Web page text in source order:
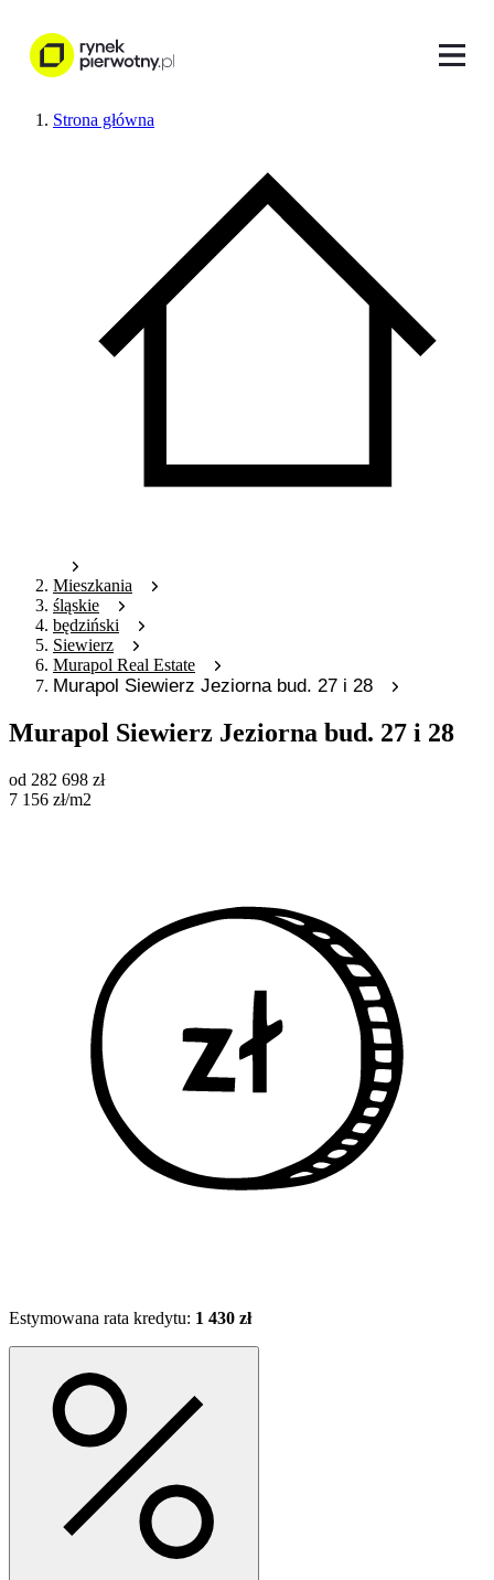
Strona główna
Mieszkania
śląskie
będziński
Siewierz
Murapol Real Estate
Murapol Siewierz Jeziorna bud. 27 i 28
Murapol Siewierz Jeziorna bud. 27 i 28
od 282 698 zł
7 156 zł/m2
Estymowana rata kredytu: 1 430 zł